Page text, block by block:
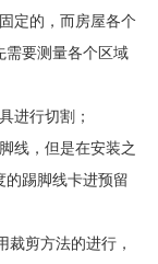
定的，而房屋各个
需要测量各个区域
进行切割；
线，但是在安装之
的踢脚线卡进预留
剪方法的进行，